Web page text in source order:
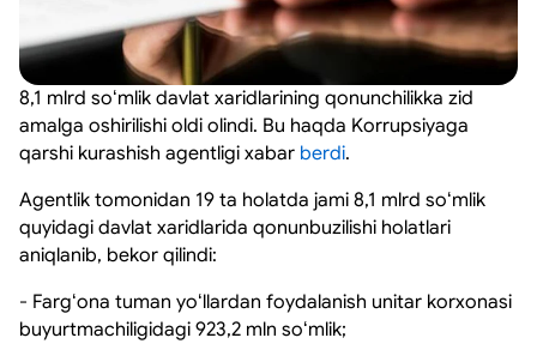
8,1 mlrd soʻmlik davlat xaridlarining qonunchilikka zid
amalga oshirilishi oldi olindi. Bu haqda Korrupsiyaga
qarshi kurashish agentligi xabar berdi.
Agentlik tomonidan 19 ta holatda jami 8,1 mlrd soʻmlik
quyidagi davlat xaridlarida qonunbuzilishi holatlari
aniqlanib, bekor qilindi:
- Fargʻona tuman yoʻllardan foydalanish unitar korxonasi
buyurtmachiligidagi 923,2 mln soʻmlik;